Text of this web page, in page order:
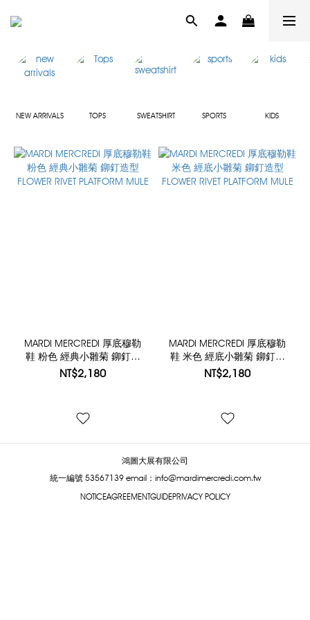
NEW ARRIVALS TOPS SWEATSHIRT SPORTS KIDS
MARDI MERCREDI 厚底穆勒
鞋 粉色 經典小雛菊 鉚釘造
型 FLOWER RIVET PLATFORM
NT$2,180
MARDI MERCREDI 厚底穆勒
鞋 米色 經底小雛菊 鉚釘造
型 FLOWER RIVET PLATFORM
NT$2,180
鴻圖大展有限公司
統一編號 53567139 email：info@mardimercredi.com.tw
NOTICEAGREEMENTGUIDEPRIVACY POLICY